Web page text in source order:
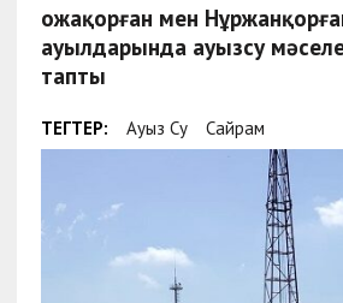
Қожақорған мен
ауылдарында ауызсу
тапты
ТЕГТЕР: Ауыз Су Сайрам